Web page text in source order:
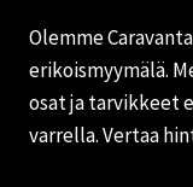
Olemme
erikoismyymälä.
osat ja tarvikkeet
varrella. Vertaa